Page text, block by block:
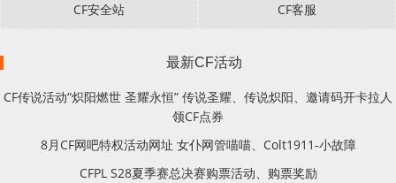
CF安全站 CF客服
最新CF活动
CF传说活动“炽阳燃世 圣耀永恒” 传说圣耀、传说炽阳、邀请码开卡拉人
领CF点券
8月CF网吧特权活动网址 女仆网管喵喵、Colt1911-小故障
CFPL S28夏季赛总决赛购票活动、购票奖励